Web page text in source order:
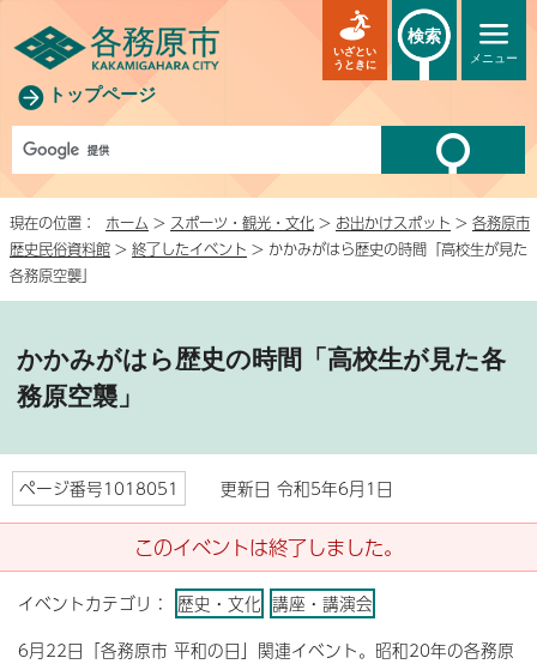
トップページ
メニュー
いざとい
うときに
検索
現在の位置： ホーム > スポーツ・観光・文化 > お出かけスポット > 各務原市
歴史民俗資料館 > 終了したイベント > かかみがはら歴史の時間「高校生が見た
各務原空襲」
かかみがはら歴史の時間「高校生が見た各
務原空襲」
ページ番号1018051 更新日 令和5年6月1日
このイベントは終了しました。
イベントカテゴリ： 歴史・文化 講座・講演会
6月22日「各務原市 平和の日」関連イベント。昭和20年の各務原